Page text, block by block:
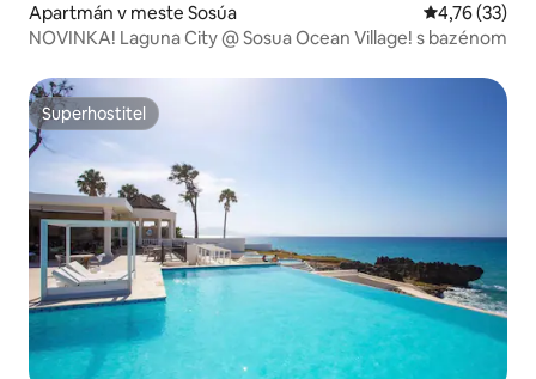
Apartmán v meste Sosúa Priemerné
4,76 (33)
NOVINKA! Laguna City @ Sosua Ocean Village! s bazénom
Superhostiteľ
Superhostiteľ